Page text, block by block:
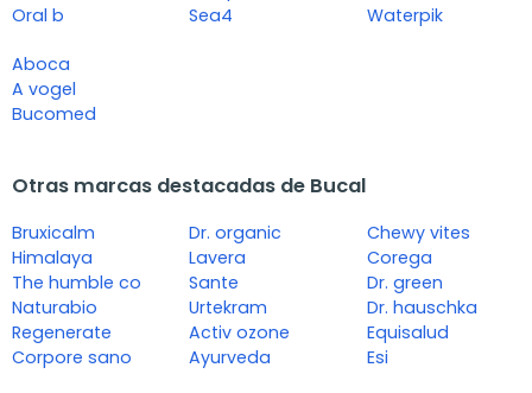
Oral b
Sea4
Waterpik
Aboca
A vogel
Bucomed
Otras marcas destacadas de Bucal
Bruxicalm
Himalaya
The humble co
Naturabio
Regenerate
Corpore sano
Dr. organic
Lavera
Sante
Urtekram
Activ ozone
Ayurveda
Chewy vites
Corega
Dr. green
Dr. hauschka
Equisalud
Esi